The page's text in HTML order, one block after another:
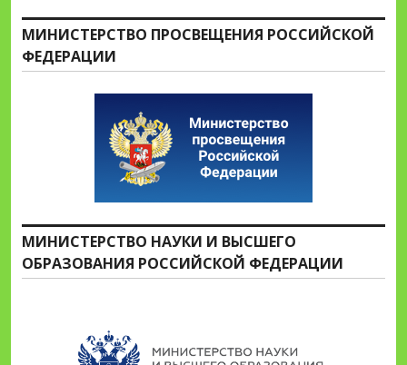
МИНИСТЕРСТВО ПРОСВЕЩЕНИЯ РОССИЙСКОЙ
ФЕДЕРАЦИИ
МИНИСТЕРСТВО НАУКИ И ВЫСШЕГО
ОБРАЗОВАНИЯ РОССИЙСКОЙ ФЕДЕРАЦИИ